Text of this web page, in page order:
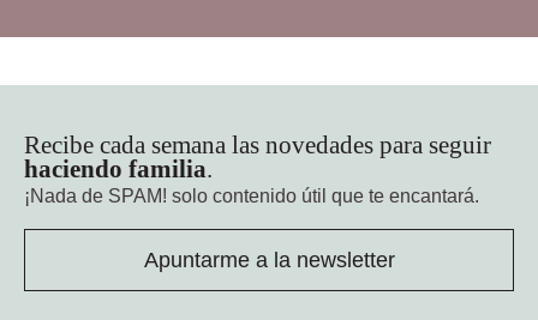
Recibe cada semana las novedades para seguir
haciendo familia.
¡Nada de SPAM! solo contenido útil que te encantará.
Apuntarme a la newsletter